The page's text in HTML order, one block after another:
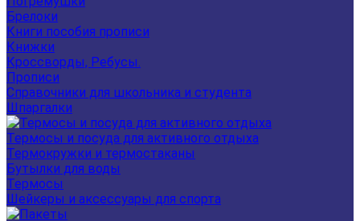
Брелоки
Книги пособия прописи
Книжки
Кроссворды, Ребусы.
Прописи
Справочники для школьника и студента
Шпаргалки
Термосы и посуда для активного отдыха
Термокружки и термостаканы
Бутылки для воды
Термосы
Шейкеры и аксессуары для спорта